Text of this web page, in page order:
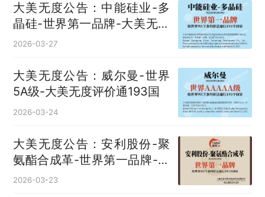
大美无度公告：中能硅业-多
晶硅‌-世界第一品牌-大美无度
评价通193国
2026-03-27
大美无度公告：威尔曼-世界
5A级-大美无度评价通193国
2026-03-24
大美无度公告：安利股份-聚
氨酯合成革‌-世界第一品牌-大
美无度评价通193国
2026-03-23